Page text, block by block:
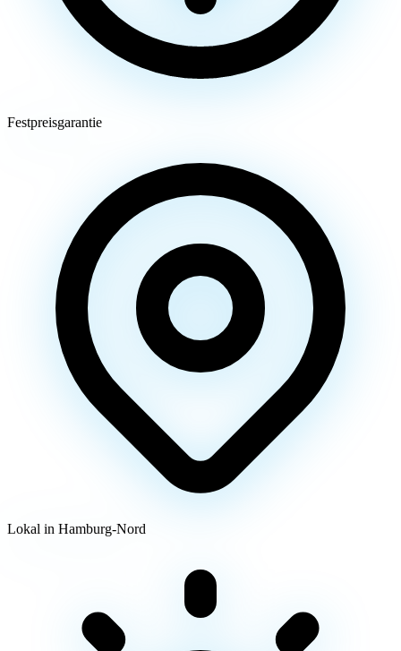
Festpreisgarantie
Lokal in Hamburg-Nord